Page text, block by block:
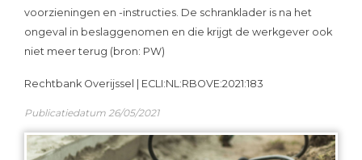
voorzieningen en -instructies. De schranklader is na het
ongeval in beslaggenomen en die krijgt de werkgever ook
niet meer terug (bron: PW)
Rechtbank Overijssel | ECLI:NL:RBOVE:2021:183
Publicatiedatum 26/05/2021